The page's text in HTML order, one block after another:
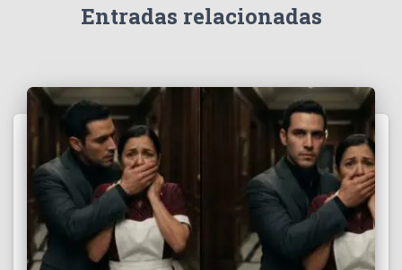
Entradas relacionadas